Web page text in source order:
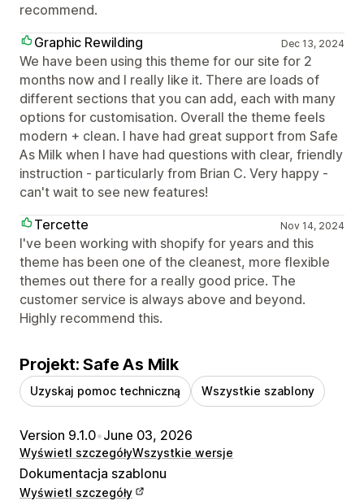
recommend.
Graphic Rewilding
Dec 13, 2024
We have been using this theme for our site for 2
months now and I really like it. There are loads of
different sections that you can add, each with many
options for customisation. Overall the theme feels
modern + clean. I have had great support from Safe
As Milk when I have had questions with clear, friendly
instruction - particularly from Brian C. Very happy -
can't wait to see new features!
Tercette
Nov 14, 2024
I've been working with shopify for years and this
theme has been one of the cleanest, more flexible
themes out there for a really good price. The
customer service is always above and beyond.
Highly recommend this.
Projekt: Safe As Milk
Uzyskaj pomoc techniczną Wszystkie szablony
Version 9.1.0•June 03, 2026
Wyświetl szczegółyWszystkie wersje
Dokumentacja szablonu
Wyświetl szczegóły